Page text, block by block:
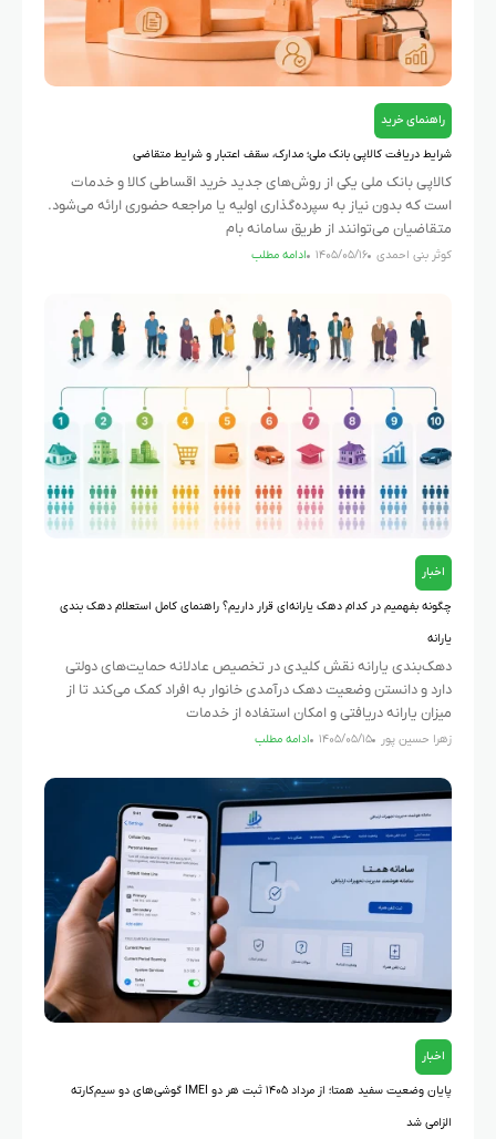
راهنمای خرید
شرایط دریافت کالاپی بانک ملی؛ مدارک، سقف اعتبار و شرایط متقاضی
کالاپی بانک ملی یکی از روش‌های جدید خرید اقساطی کالا و خدمات
است که بدون نیاز به سپرده‌گذاری اولیه یا مراجعه حضوری ارائه می‌شود.
متقاضیان می‌توانند از طریق سامانه بام
کوثر بنی احمدی ۱۴۰۵/۰۵/۱۶ ادامه مطلب
اخبار
چگونه بفهمیم در کدام دهک یارانه‌ای قرار داریم؟ راهنمای کامل استعلام دهک بندی
یارانه
دهک‌بندی یارانه نقش کلیدی در تخصیص عادلانه حمایت‌های دولتی
دارد و دانستن وضعیت دهک درآمدی خانوار به افراد کمک می‌کند تا از
میزان یارانه دریافتی و امکان استفاده از خدمات
زهرا حسین پور ۱۴۰۵/۰۵/۱۵ ادامه مطلب
اخبار
پایان وضعیت سفید همتا؛ از مرداد ۱۴۰۵ ثبت هر دو IMEI گوشی‌های دو سیم‌کارته
الزامی شد